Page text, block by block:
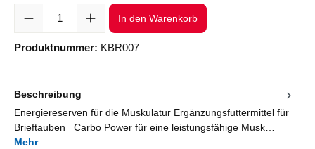
Produkt Anzahl: Gib den gewünschten Wert ein oder benutze die
In den Warenkorb
Produktnummer: KBR007
Beschreibung
Energiereserven für die Muskulatur Ergänzungsfuttermittel für
Brieftauben Carbo Power für eine leistungsfähige Musk…
Mehr